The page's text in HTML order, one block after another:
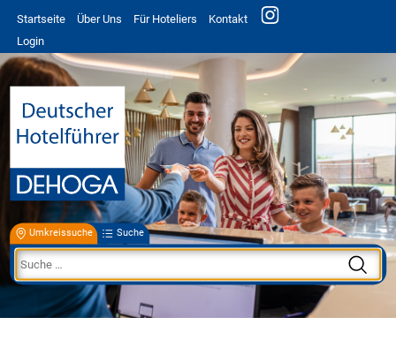
Startseite Über Uns Für Hoteliers
Kontakt
Login
Umkreissuche Suche